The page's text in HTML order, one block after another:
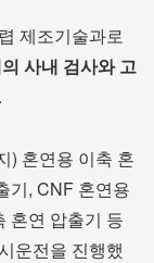
제조기술과로
사내 검사와 고
) 혼연용 이축 혼
기, CNF 혼연용
혼연 압출기 등
운전을 진행했